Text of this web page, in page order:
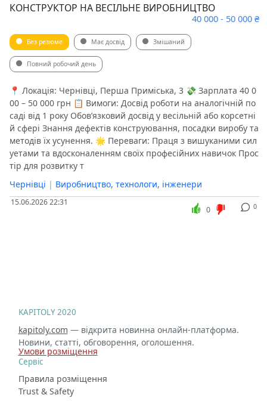
КОНСТРУКТОР НА ВЕСІЛЬНЕ ВИРОБНИЦТВО
40 000 - 50 000 ₴
Без резюме Має досвід Змішаний
Повний робочий день
📍 Локація: Чернівці, Перша Приміська, 3 💸 Зарплата 40 0
00 – 50 000 грн 📋 Вимоги: Досвід роботи на аналогічній по
саді від 1 року Обов’язковий досвід у весільній або корсетні
й сфері Знання дефектів конструювання, посадки виробу та
методів їх усунення. 🌟 Переваги: Праця з вишуканими сил
уетами та вдосконаленням своїх професійних навичок Прос
тір для розвитку т
Чернівці | Виробництво, технологи, інженери
15.06.2026 22:31 0
0
KAPITOLY 2020
kapitoly.com — відкрита новинна онлайн-платформа.
Новини, статті, обговорення, оголошення.
Умови розміщення
Сервіс
Правила розміщення
Trust & Safety